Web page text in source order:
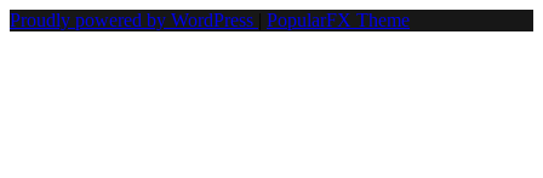
Proudly powered by WordPress PopularFX Theme